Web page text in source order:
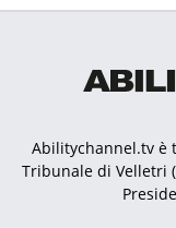
Abilitychannel.tv è
Tribunale di Velletri